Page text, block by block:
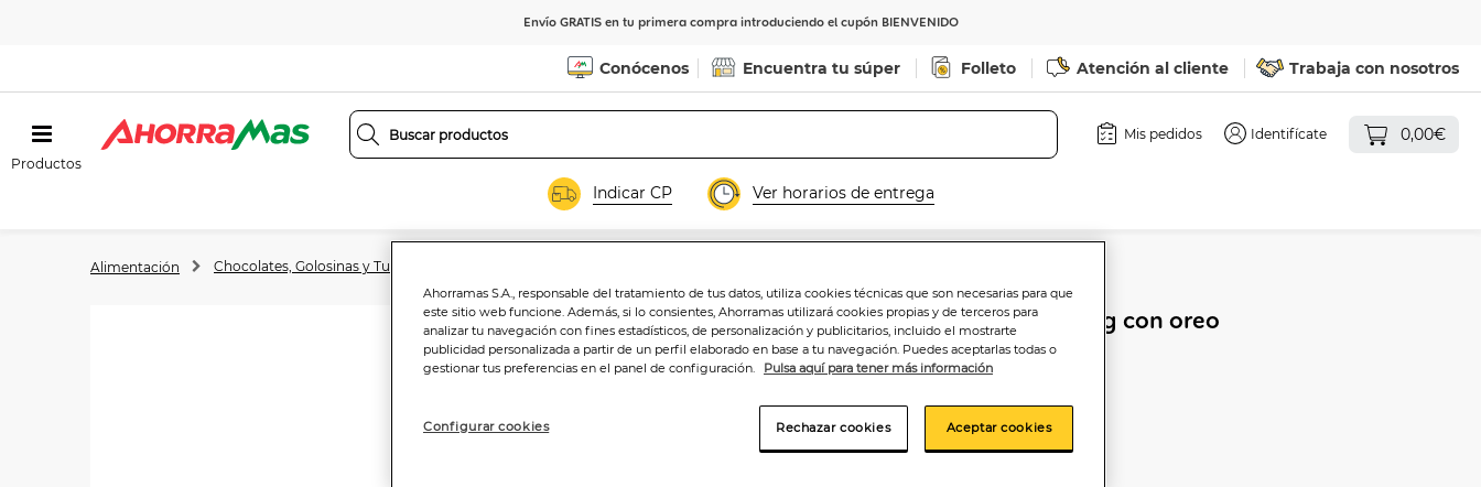
Envío GRATIS en tu primera compra introduciendo el cupón BIENVENIDO
Conócenos Encuentra tu súper Folleto Atención al cliente Trabaja con nosotros
Productos
Mis pedidos Identifícate 0,00€
Indicar CP Ver horarios de entrega
Alimentación Chocolates, Golosinas y Turrones
Chocolate blanco Milka 100g con oreo
19,90€/kilo
Ahorramas S.A., responsable del tratamiento de tus datos, utiliza cookies técnicas que son necesarias para que
este sitio web funcione. Además, si lo consientes, Ahorramas utilizará cookies propias y de terceros para
analizar tu navegación con fines estadísticos, de personalización y publicitarios, incluido el mostrarte
publicidad personalizada a partir de un perfil elaborado en base a tu navegación. Puedes aceptarlas todas o
gestionar tus preferencias en el panel de configuración.
Pulsa aquí para tener más información
Configurar cookies Rechazar cookies Aceptar cookies